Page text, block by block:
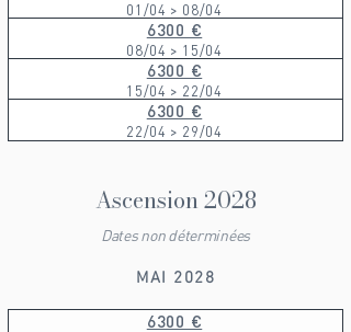
01/04 > 08/04
6300 €
08/04 > 15/04
6300 €
15/04 > 22/04
6300 €
22/04 > 29/04
Ascension 2028
Dates non déterminées
MAI 2028
6300 €